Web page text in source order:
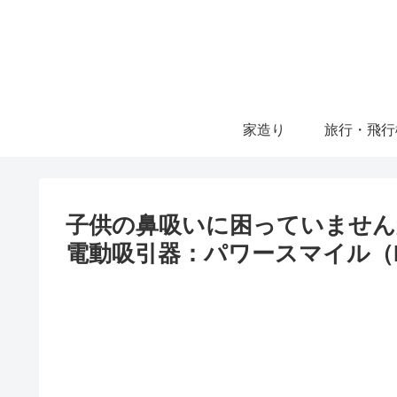
家造り 旅行・飛
子供の鼻吸いに困っていませ
電動吸引器：パワースマイル